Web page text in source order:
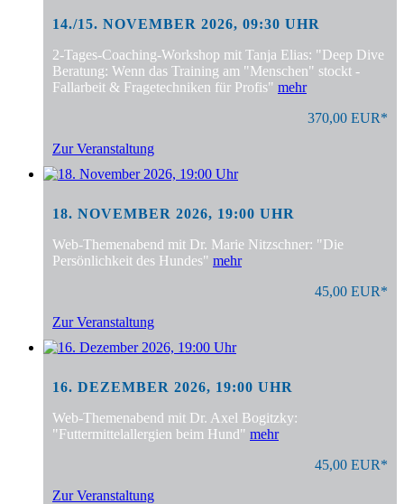
14./15. NOVEMBER 2026, 09:30 UHR
2-Tages-Coaching-Workshop mit Tanja Elias: "Deep Dive
Beratung: Wenn das Training am "Menschen" stockt -
Fallarbeit & Fragetechniken für Profis" mehr
370,00 EUR*
Zur Veranstaltung
18. NOVEMBER 2026, 19:00 UHR
Web-Themenabend mit Dr. Marie Nitzschner: "Die
Persönlichkeit des Hundes" mehr
45,00 EUR*
Zur Veranstaltung
16. DEZEMBER 2026, 19:00 UHR
Web-Themenabend mit Dr. Axel Bogitzky:
"Futtermittelallergien beim Hund" mehr
45,00 EUR*
Zur Veranstaltung